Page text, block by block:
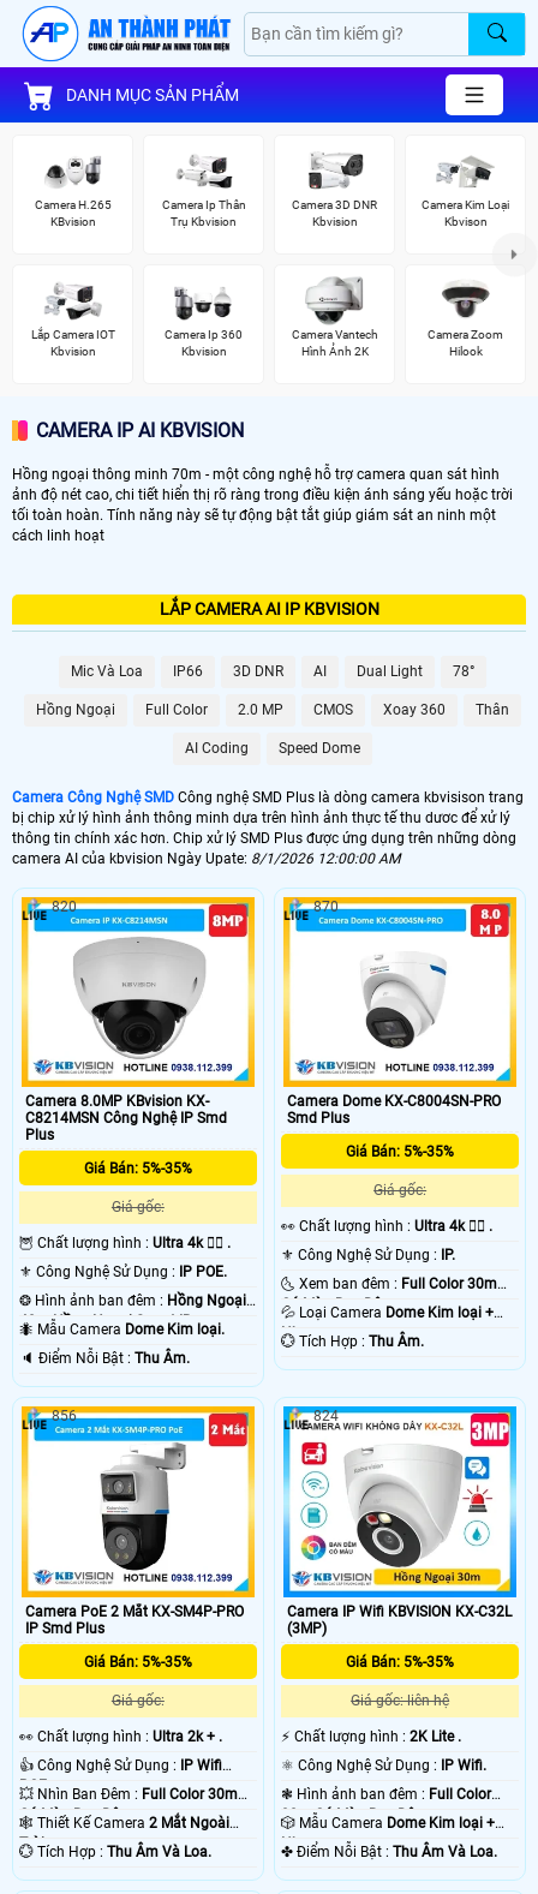
DANH MỤC SẢN PHẨM
Camera H.265
KBvision
Camera Ip Thân
Trụ Kbvision
Camera 3D DNR
Kbvision
Camera Kim Loại
Kbvison
Lắp Camera IOT
Kbvision
Camera Ip 360
Kbvision
Camera Vantech
Hình Ảnh 2K
Camera Zoom
Hilook
CAMERA IP AI KBVISION
Hồng ngoại thông minh 70m - một công nghệ hỗ trợ camera quan sát hình
ảnh độ nét cao, chi tiết hiển thị rõ ràng trong điều kiện ánh sáng yếu hoặc trời
tối toàn hoàn. Tính năng này sẽ tự động bật tắt giúp giám sát an ninh một
cách linh hoạt
LẮP CAMERA AI IP KBVISION
Mic Và Loa IP66 3D DNR AI Dual Light 78°
Hồng Ngoại Full Color 2.0 MP CMOS Xoay 360 Thân
AI Coding Speed Dome
Camera Công Nghệ SMD Công nghệ SMD Plus là dòng camera kbvisison trang
bị chip xử lý hình ảnh thông minh dựa trên hình ảnh thực tế thu dươc để xử lý
thông tin chính xác hơn. Chip xử lý SMD Plus được ứng dụng trên những dòng
camera AI của kbvision Ngày Upate: 8/1/2026 12:00:00 AM
Camera 8.0MP KBvision KX-
C8214MSN Công Nghệ IP Smd
Plus
Giá Bán: 5%-35%
Giá gốc:
🦉 Chất lượng hình : Ultra 4k 👍🏾 .
⚜️ Công Nghệ Sử Dụng :
IP POE.
❂ Hình ảnh ban đêm : Hồng Ngoại
40m Hồng Ngoại Smart IR.
🐜 Mẫu Camera Dome Kim loại.
️🔈 Điểm Nỗi Bật : Thu Âm.
820
Camera Dome KX-C8004SN-PRO
Smd Plus
Giá Bán: 5%-35%
Giá gốc:
️👀 Chất lượng hình :Ultra 4k 👍🏾 .
⚜️ Công Nghệ Sử Dụng :
IP.
🌜 Xem ban đêm : Full Color 30m
Có Màu Ban Ðêm.
💦 Loại Camera Dome Kim loại +
Nhựa.
️💮 Tích Hợp :Thu Âm.
870
Camera PoE 2 Mắt KX-SM4P-PRO
IP Smd Plus
Giá Bán: 5%-35%
Giá gốc:
️👀 Chất lượng hình : Ultra 2k + .
👍 Công Nghệ Sử Dụng : IP Wifi
POE.
💥 Nhìn Ban Đêm : Full Color 30m
Có Màu Ban Ðêm.
🕸️ Thiết Kế Camera 2 Mắt Ngoài
Trời.
️💮 Tích Hợp : Thu Âm Và Loa.
856
Camera IP Wifi KBVISION KX-C32L
(3MP)
Giá Bán: 5%-35%
Giá gốc: liên hệ
️⚡ Chất lượng hình :2K Lite .
⚛️ Công Nghệ Sử Dụng : IP Wifi.
❃ Hình ảnh ban đêm : Full Color
30m Có Màu Ban Ðêm.
🎲 Mẫu Camera Dome Kim loại +
Nhựa.
️✤ Điểm Nỗi Bật :Thu Âm Và Loa.
824